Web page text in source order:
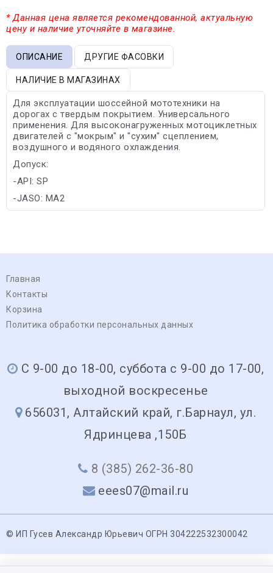
* Данная цена является рекомендованной, актуальную
цену и наличие уточняйте в магазине.
ОПИСАНИЕ ДРУГИЕ ФАСОВКИ
НАЛИЧИЕ В МАГАЗИНАХ
Для эксплуатации шоссейной мототехники на
дорогах с твердым покрытием. Универсального
применения. Для высоконагруженных мотоциклетных
двигателей с "мокрым" и "сухим" сцеплением,
воздушного и водяного охлаждения.
Допуск:
-API: SP
-JASO: MA2
Главная
Контакты
Корзина
Политика обработки персональных данных
С 9-00 до 18-00, суббота с 9-00 до 17-00,
выходной воскресенье
656031, Алтайский край, г.Барнаул, ул.
Ядринцева ,150Б
8 (385) 262-36-80
eees07@mail.ru
© ИП Гусев Александр Юрьевич ОГРН 304222532300042